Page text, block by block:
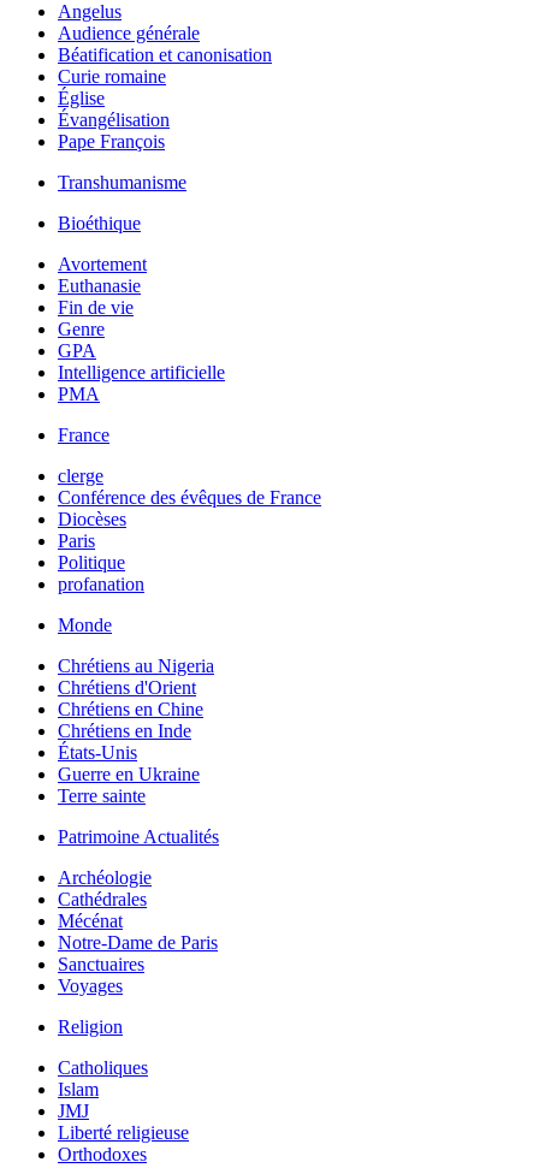
Angelus
Audience générale
Béatification et canonisation
Curie romaine
Église
Évangélisation
Pape François
Transhumanisme
Bioéthique
Avortement
Euthanasie
Fin de vie
Genre
GPA
Intelligence artificielle
PMA
France
clerge
Conférence des évêques de France
Diocèses
Paris
Politique
profanation
Monde
Chrétiens au Nigeria
Chrétiens d'Orient
Chrétiens en Chine
Chrétiens en Inde
États-Unis
Guerre en Ukraine
Terre sainte
Patrimoine Actualités
Archéologie
Cathédrales
Mécénat
Notre-Dame de Paris
Sanctuaires
Voyages
Religion
Catholiques
Islam
JMJ
Liberté religieuse
Orthodoxes